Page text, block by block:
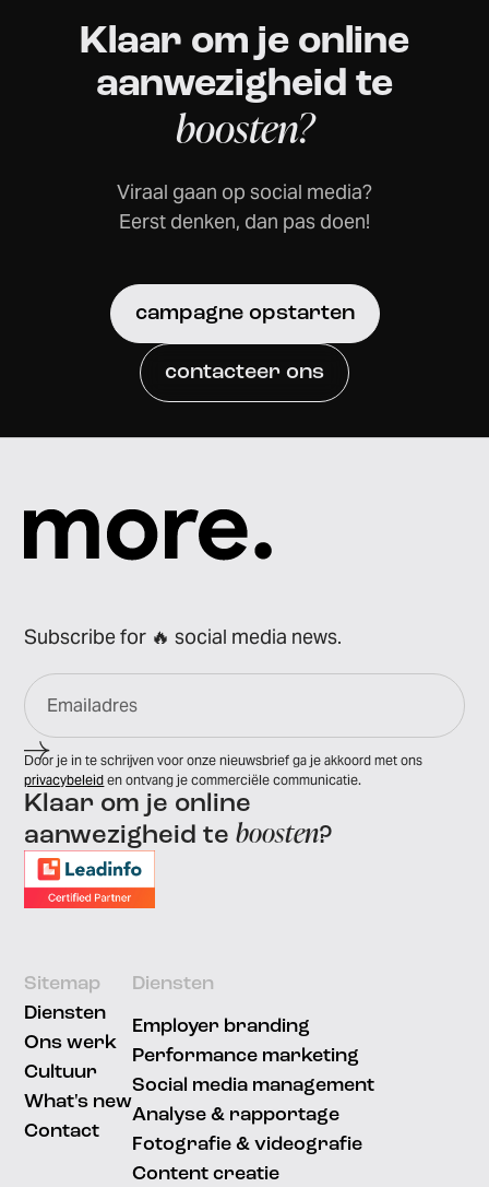
Klaar om je online
aanwezigheid te
boosten?
Viraal gaan op social media?
Eerst denken, dan pas doen!
campagne opstarten
contacteer ons
Subscribe for 🔥 social media news.
Door je in te schrijven voor onze nieuwsbrief ga je akkoord met ons
privacybeleid en ontvang je commerciële communicatie.
Klaar om je online
aanwezigheid teboosten?
Sitemap
Diensten
Ons werk
Cultuur
What's new
Contact
Diensten
Employer branding
Performance marketing
Social media management
Analyse & rapportage
Fotografie & videografie
Content creatie